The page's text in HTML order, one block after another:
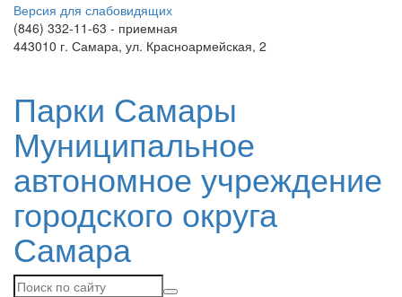
Версия для слабовидящих
(846) 332-11-63 - приемная
443010 г. Самара, ул. Красноармейская, 2
Парки Самары
Муниципальное
автономное учреждение
городского округа
Самара